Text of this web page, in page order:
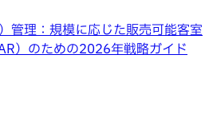
管理：規模に応じた販売可能客室
）のための2026年戦略ガイド